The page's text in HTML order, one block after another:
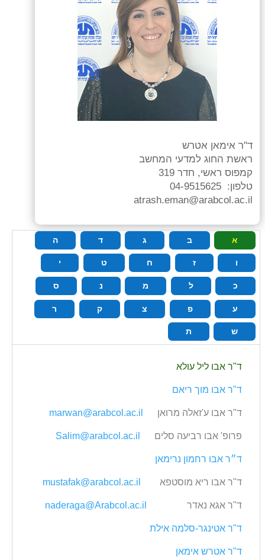
ד"ר אימאן אטרש
ראשת החוג למדעי המחשב
קמפוס ראשי, חדר 319
טלפון: 04-9515625
atrash.eman@arabcol.ac.il
א ב ג ד ה
ו ז ח ט י
כ ל מ נ ס
ע פ צ ק ר
ש ת
ד‭"‬ר אבו‭ ‬ליל עולא
ד"ר אבו‭ ‬מוך ריאם
ד‭"‬ר אבו‭ ‬ע‭'‬זאלה מרואן marwan@arabcol.ac.il
פרופ' אבו‭ ‬רביעה סלים Salim@arabcol.ac.il
ד״ר אבו‭ ‬רחמון נרימאן
ד‭"‬ר אבו‭ ‬ריא מוסטפא mustafak@arabcol.ac.il
ד‭"‬ר אגא נאדר naderaga@Arabcol.ac.il
ד‭"‬ר אטינגר‭-‬סלמה אילת
ד‭"‬ר אטרש אימאן